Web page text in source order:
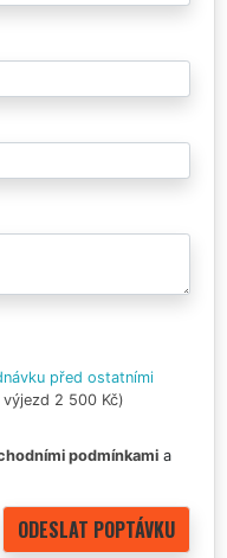
před ostatními
2 500 Kč)
podmínkami a